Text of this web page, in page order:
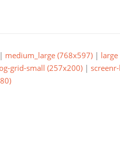
| medium_large (768x597) |
grid-small (257x200) |